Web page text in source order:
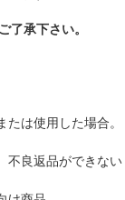
了承下さい。
は使用した場合。
不良返品ができない